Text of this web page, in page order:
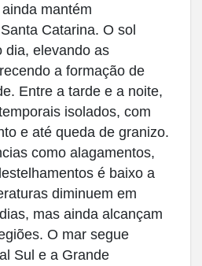
mantém
Catarina. O sol
dia, elevando as
a formação de
Entre a tarde e a noite,
isolados, com
e até queda de granizo.
como alagamentos,
é baixo a
diminuem em
mas ainda alcançam
O mar segue
Sul e a Grande